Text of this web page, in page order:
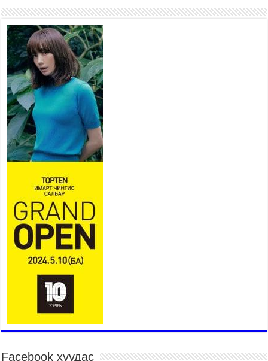
2026 оны 7 сар 28 / 9 цаг 44 минут
МЭДЭГДЭЛ
2026 оны 7 сар 28 / 9 цаг 35 минут
Ерөнхий сайд Н.Учрал Япон
Улсаас Монгол Улсад суугаа
Онц бөгөөд Бүрэн эрхт Элчин
сайд Игавахара Масарүг
хүлээн авч уулзлаа
2026 оны 7 сар 27 / 16 цаг 26 минут
Орон нутагт санхүүгийн эрх
мэдлийг олгож, Иргэдийн
тавьдаг байх эрх зүйн орчныг
бүрдүүлнэ
2026 оны 7 сар 27 / 16 цаг 22 минут
Байгаль орчин, хүнс, хөдөө аж ахуйн байнгын
хороо 37 асуудлыг хэлэлцэн, 14 хууль, 6
тогтоол батлуулжээ
2026 оны 7 сар 27 / 16 цаг 16 минут
Сөүлийн гудамж амралтын өдрүүдэд
автомашингүй бүс боллоо
2026 оны 7 сар 27 / 11 цаг 58 минут
Дамбадаржаа дулааны станцад 10 дугаар сард
Facebook хуудас